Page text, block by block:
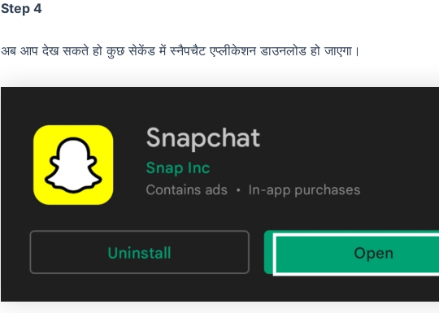
Step 4
अब आप देख सकते हो कुछ सेकेंड में स्नैपचैट एप्लीकेशन डाउनलोड हो जाएगा।